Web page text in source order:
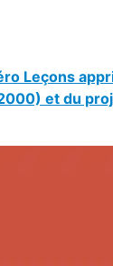
Leçons
et du